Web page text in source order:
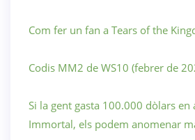
Com fer un fan a Tears of the
Codis MM2 de WS10 (febrer de
Si la gent gasta 100.000 dòlars
Immortal, els podem anomenar